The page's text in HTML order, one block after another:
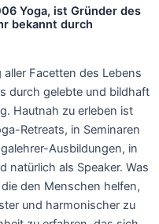
Yoga, ist Gründer des
bekannt durch
Facetten des Lebens
durch gelebte und bildhaft
Hautnah zu erleben ist
Retreats, in Seminaren
Ausbildungen, in
natürlich als Speaker. Was
den Menschen helfen,
und harmonischer zu